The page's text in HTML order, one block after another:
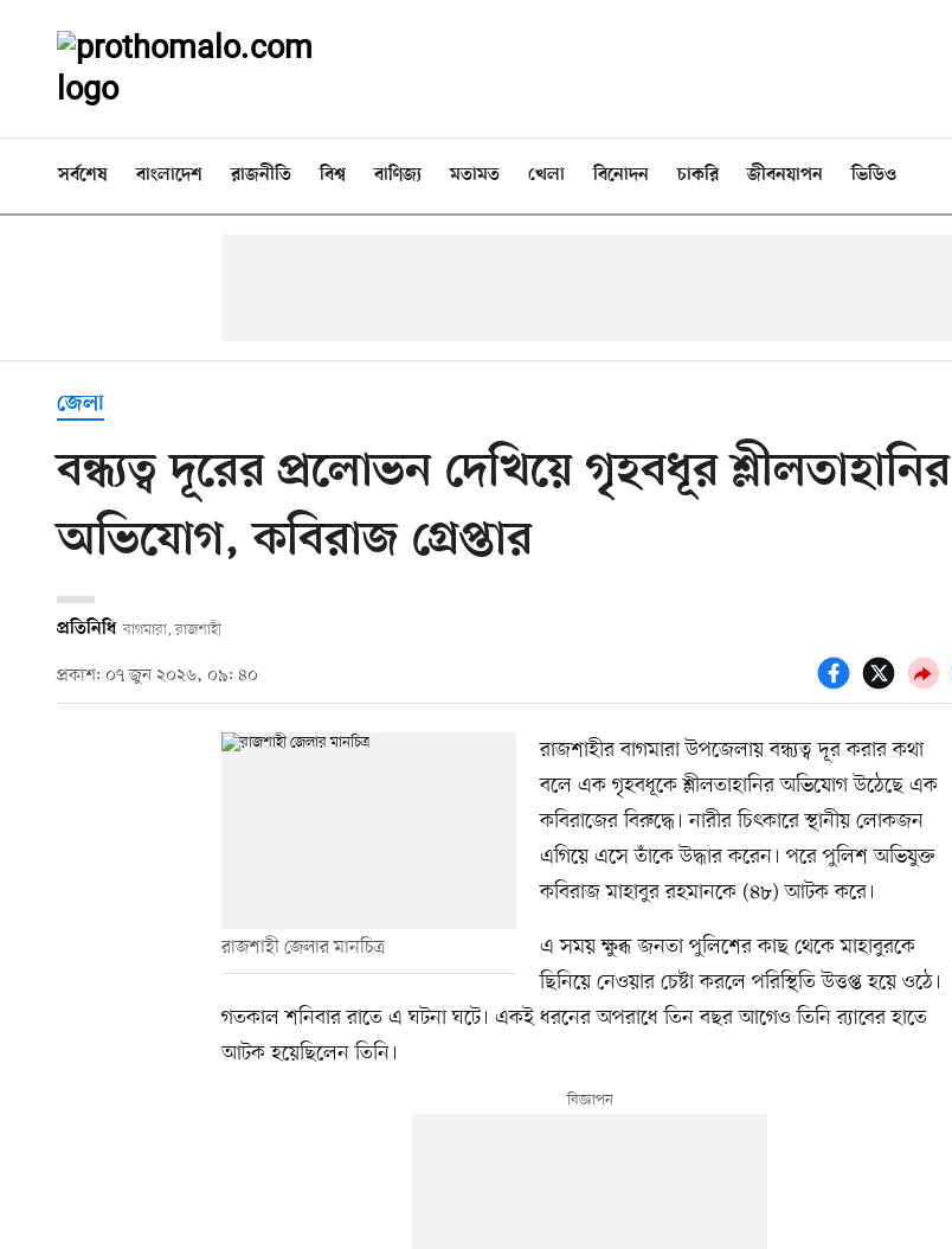
সর্বশেষ বাংলাদেশ রাজনীতি বিশ্ব বাণিজ্য মতামত খেলা বিনোদন চাকরি জীবনযাপন ভিডিও
জেলা
বন্ধ্যত্ব দূরের প্রলোভন দেখিয়ে গৃহবধূর শ্লীলতাহানির
অভিযোগ, কবিরাজ গ্রেপ্তার
প্রতিনিধি বাগমারা, রাজশাহী
প্রকাশ: ০৭ জুন ২০২৬, ০৯: ৪০
রাজশাহী জেলার মানচিত্র
রাজশাহীর বাগমারা উপজেলায় বন্ধ্যত্ব দূর করার কথা
বলে এক গৃহবধূকে শ্লীলতাহানির অভিযোগ উঠেছে এক
কবিরাজের বিরুদ্ধে। নারীর চিৎকারে স্থানীয় লোকজন
এগিয়ে এসে তাঁকে উদ্ধার করেন। পরে পুলিশ অভিযুক্ত
কবিরাজ মাহাবুর রহমানকে (৪৮) আটক করে।
এ সময় ক্ষুব্ধ জনতা পুলিশের কাছ থেকে মাহাবুরকে
ছিনিয়ে নেওয়ার চেষ্টা করলে পরিস্থিতি উত্তপ্ত হয়ে ওঠে।
গতকাল শনিবার রাতে এ ঘটনা ঘটে। একই ধরনের অপরাধে তিন বছর আগেও তিনি র‍্যাবের হাতে
আটক হয়েছিলেন তিনি।